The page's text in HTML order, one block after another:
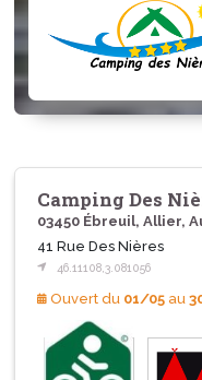
Camping Des
03450 Ébreuil, Allier,
41 Rue Des Nières
46.11108,3.081056
Ouvert du 01/05au